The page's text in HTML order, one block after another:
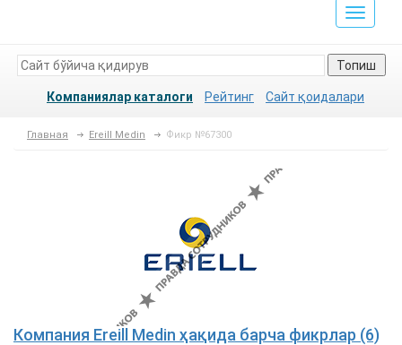
Toggle
Топиш
Компаниялар каталоги Рейтинг Сайт қоидалари
Главная Ereill Medin Фикр №67300
Компания Ereill Medin ҳақида барча фикрлар (6)